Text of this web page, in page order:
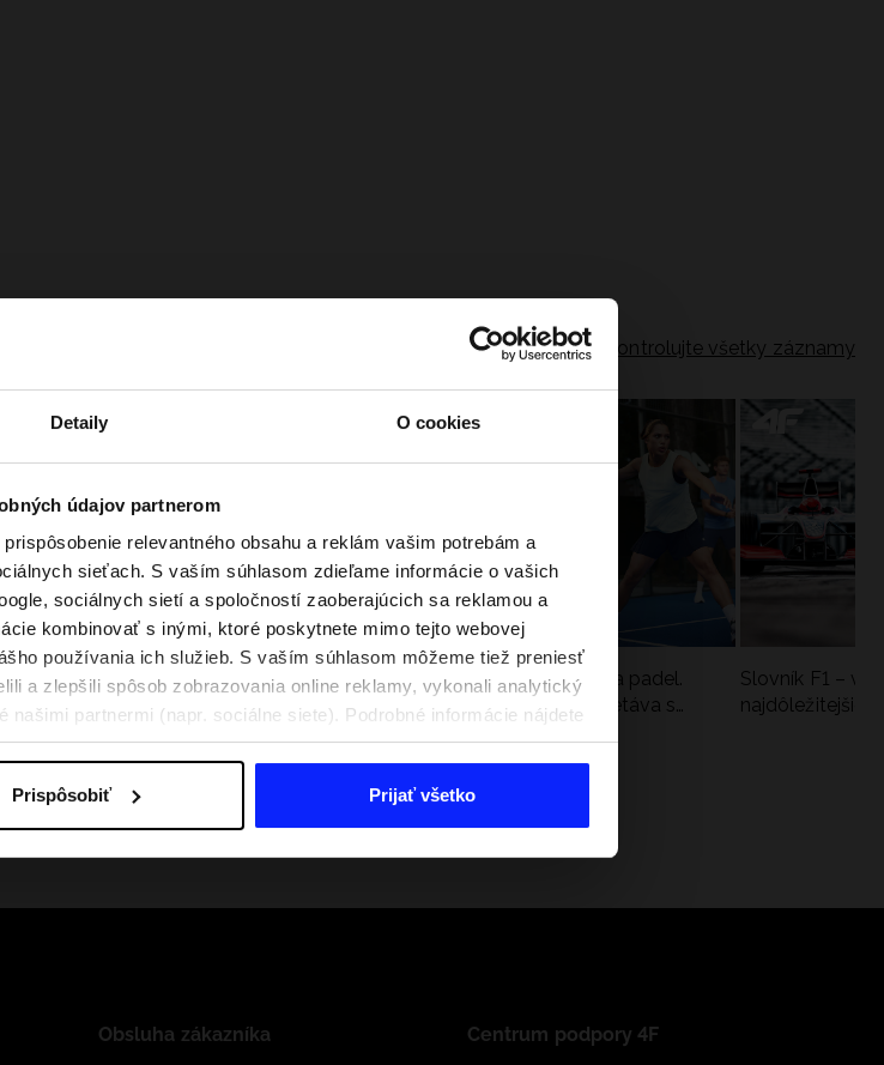
Detaily O cookies
údajov partnerom
relevantného obsahu a reklám vašim potrebám a
sieťach. S vaším súhlasom zdieľame informácie o vašich
sociálnych sietí a spoločností zaoberajúcich sa reklamou a
kombinovať s inými, ktoré poskytnete mimo tejto webovej
používania ich služieb. S vaším súhlasom môžeme tiež preniesť
a zlepšili spôsob zobrazovania online reklamy, vykonali analytický
partnermi (napr. sociálne siete). Podrobné informácie nájdete
„Podrobnosti“.
Prispôsobiť Prijať všetko
Skontrolujte všetky záznamy
Festivalové outfity. Ako sa obliecť na
hudobné festivaly?
Nová kolekcia 4F na tenis a padel.
Športová funkčnosť sa stretáva s
Slovník F1 –
najdôležitejšie
Obsluha zákazníka Centrum podpory 4F